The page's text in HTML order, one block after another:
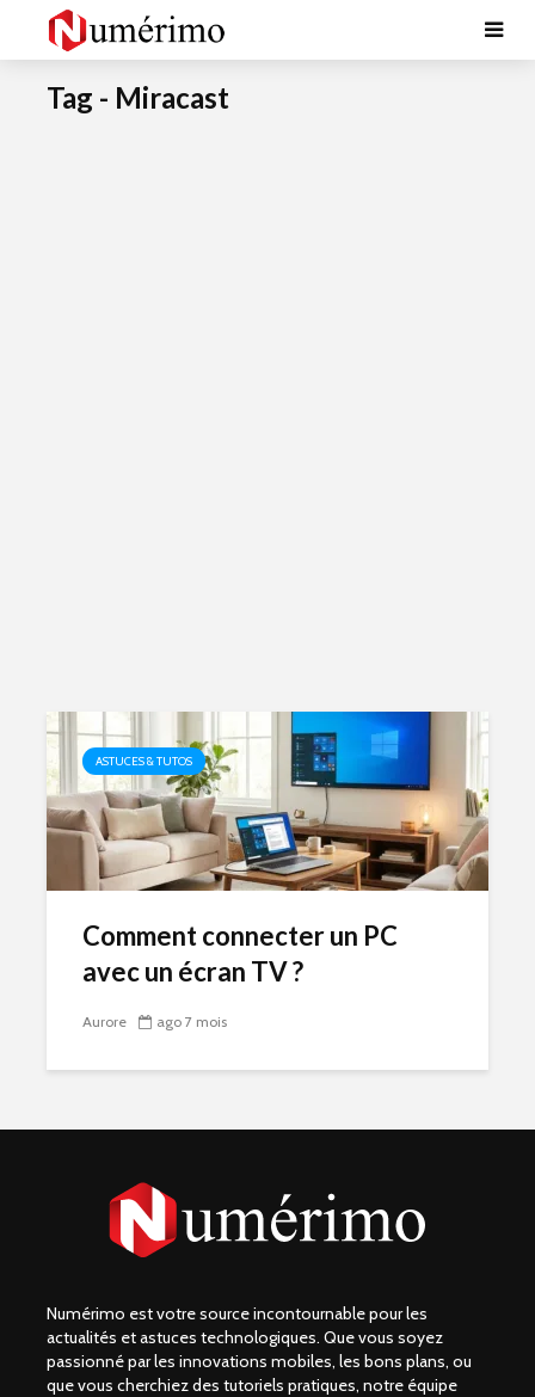
Tag - Miracast
ASTUCES & TUTOS
Comment connecter un PC
avec un écran TV ?
Aurore ago 7 mois
Numérimo est votre source incontournable pour les
actualités et astuces technologiques. Que vous soyez
passionné par les innovations mobiles, les bons plans, ou
que vous cherchiez des tutoriels pratiques, notre équipe